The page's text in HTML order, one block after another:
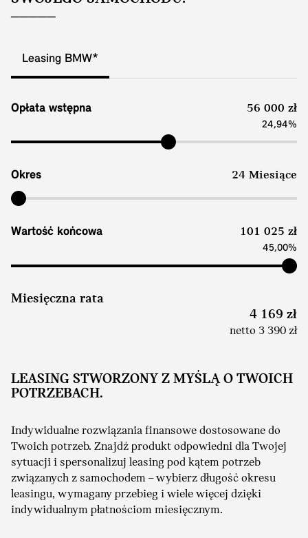
Leasing BMW*
Opłata wstępna 56 000 zł
24,94%
Okres 24 Miesiące
Wartość końcowa 101 025 zł
45,00%
Miesięczna rata
4 169 zł
netto 3 390 zł
LEASING STWORZONY Z MYŚLĄ O TWOICH
POTRZEBACH.
Indywidualne rozwiązania finansowe dostosowane do
Twoich potrzeb. Znajdź produkt odpowiedni dla Twojej
sytuacji i spersonalizuj leasing pod kątem potrzeb
związanych z samochodem – wybierz długość okresu
leasingu, wymagany przebieg i wiele więcej dzięki
indywidualnym płatnościom miesięcznym.